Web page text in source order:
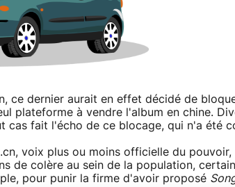
ce dernier aurait en effet décidé de
plateforme à vendre l'album en chine.
cas fait l'écho de ce blocage, qui n'a été
voix plus ou moins officielle du
de colère au sein de la population,
pour punir la firme d'avoir proposé